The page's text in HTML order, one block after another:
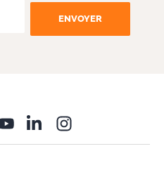
ENVOYER